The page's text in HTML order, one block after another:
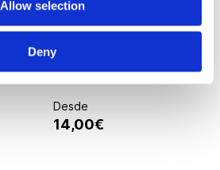
Allow selection
Deny
PORTO 30 MIN.
Visita Guiada ao
Palácio da Bolsa
Desde
14,00€